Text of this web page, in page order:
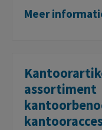
Meer
assortiment